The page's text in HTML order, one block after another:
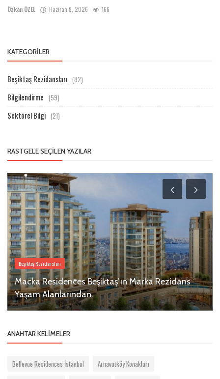
Özkan ÖZEL Haziran 9, 2026 166
KATEGORILER
Beşiktaş Rezidansları (82)
Bilgilendirme (59)
Sektörel Bilgi (21)
RASTGELE SEÇILEN YAZILAR
Beşiktaş Rezidansları
Macka Residences Beşiktaş’ın Marka Rezidans
Yaşam Alanlarından.
ANAHTAR KELIMELER
Bellevue Residences İstanbul
Arnavutköy Konakları